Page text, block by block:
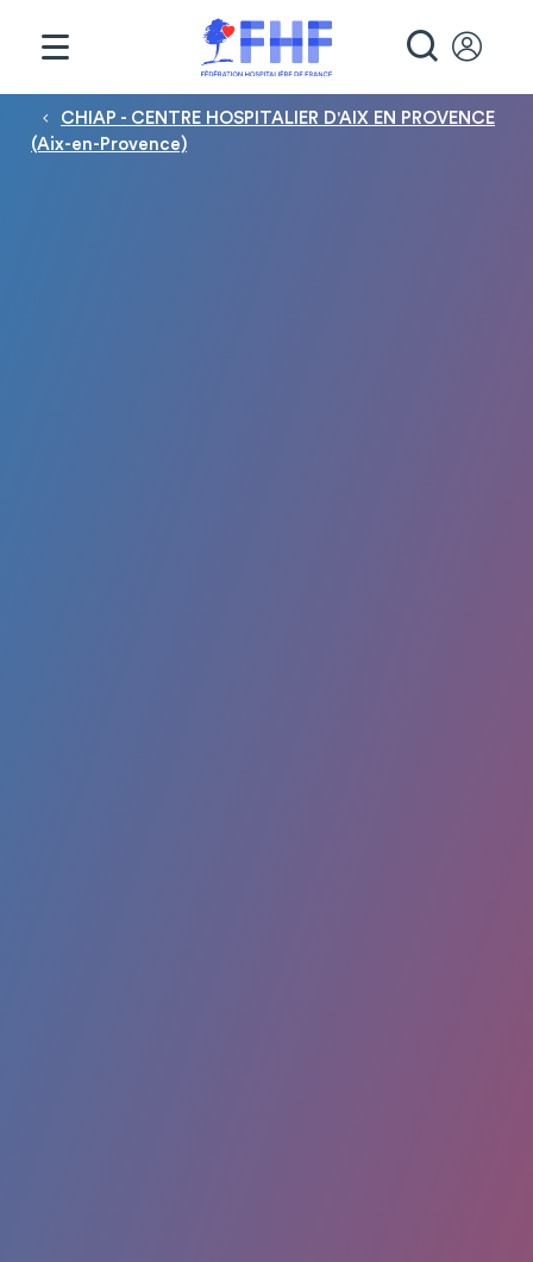
Fil d'Ariane
CHIAP - CENTRE HOSPITALIER D'AIX EN PROVENCE
(Aix-en-Provence)
Panneau de gestion des cookies